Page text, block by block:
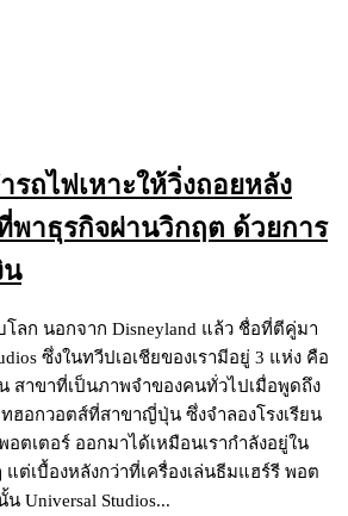
รถไฟเหาะให้วิ่งถอยหลัง
พาธุรกิจผ่านวิกฤต ด้วยการ
น
ลก นอกจาก Disneyland แล้ว ชื่อที่ตีคู่มา
ซึ่งในทวีปเอเชียของเรามีอยู่ 3 แห่ง คือ
สาขาที่เป็นภาพจำของคนทั่วไปเมื่อพูดถึง
ฮอกวอตส์ที่สาขาญี่ปุ่น ซึ่งจำลองโรงเรียน
อตเตอร์ ออกมาได้เหมือนเรากำลังอยู่ใน
ต่เบื้องหลังกว่าที่เครื่องเล่นธีมแฮร์รี พอต
Universal Studios...